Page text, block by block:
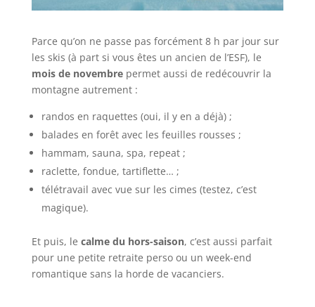
Parce qu’on ne passe pas forcément 8 h par jour sur
les skis (à part si vous êtes un ancien de l’ESF), le
mois de novembre permet aussi de redécouvrir la
montagne autrement :
randos en raquettes (oui, il y en a déjà) ;
balades en forêt avec les feuilles rousses ;
hammam, sauna, spa, repeat ;
raclette, fondue, tartiflette… ;
télétravail avec vue sur les cimes (testez, c’est
magique).
Et puis, le calme du hors-saison, c’est aussi parfait
pour une petite retraite perso ou un week-end
romantique sans la horde de vacanciers.